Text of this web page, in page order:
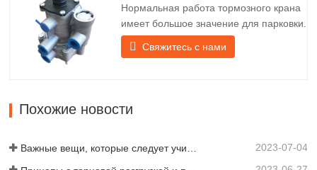
перед абажуром крепится…
Нормальная работа тормозного крана
имеет большое значение для парковки.
Он обеспечивает техническую
поддержку плавного торможения
производителей различных типов
научные…
Свяжитесь с нами
Похожие новости
Важные вещи, которые следует учитывать перед покупкой прицепа-самосвала 2023-07-04